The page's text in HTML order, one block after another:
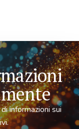
informazioni sui